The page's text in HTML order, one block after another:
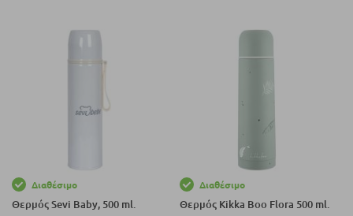
Διαθέσιμο
Θερμός Sevi Baby, 500 ml.
Διαθέσιμο
Θερμός Kikka Boo Flora 500 ml.